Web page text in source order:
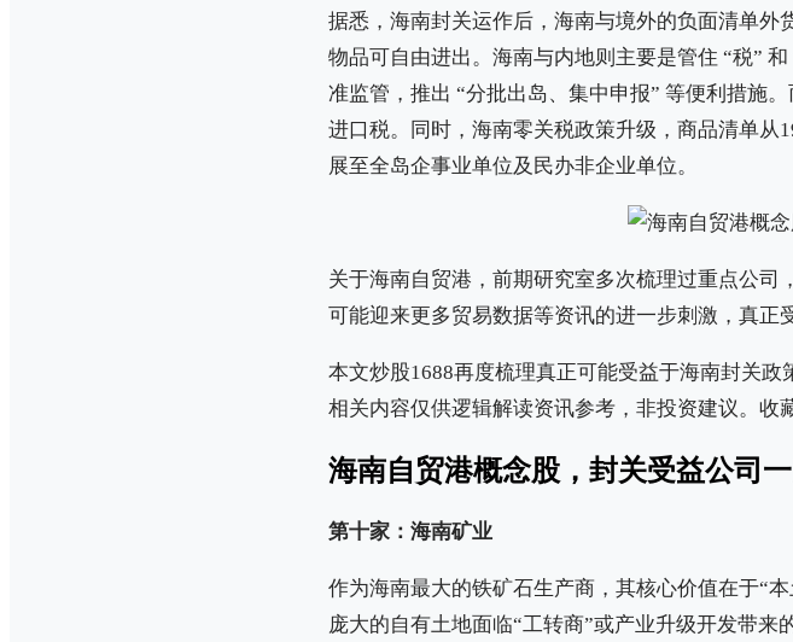
据悉，海南封关运作后，海南与境外的负面清单
物品可自由进出。海南与内地则主要是管住 “税”
准监管，推出 “分批出岛、集中申报” 等便利措施
进口税。同时，海南零关税政策升级，商品清单从
展至全岛企事业单位及民办非企业单位。
关于海南自贸港，前期研究室多次梳理过重点公
可能迎来更多贸易数据等资讯的进一步刺激，真正
本文炒股1688再度梳理真正可能受益于海南封关政
相关内容仅供逻辑解读资讯参考，非投资建议。收
海南自贸港概念股，封关受益公司
第十家：海南矿业
作为海南最大的铁矿石生产商，其核心价值在于“
庞大的自有土地面临“工转商”或产业升级开发带